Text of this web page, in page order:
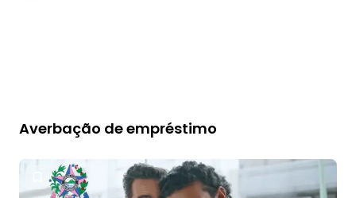
Averbação de empréstimo